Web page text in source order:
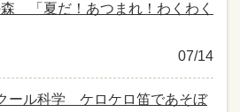
「夏だ！あつまれ！わくわく
07/14
ール科学 ケロケロ笛であそぼ